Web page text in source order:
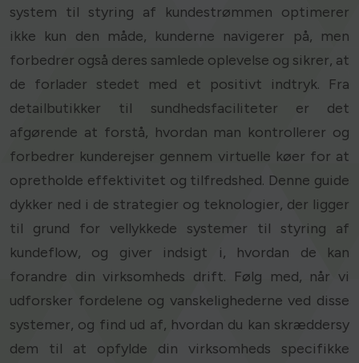
system til styring af kundestrømmen optimerer
ikke kun den måde, kunderne navigerer på, men
forbedrer også deres samlede oplevelse og sikrer, at
de forlader stedet med et positivt indtryk. Fra
detailbutikker til sundhedsfaciliteter er det
afgørende at forstå, hvordan man kontrollerer og
forbedrer kunderejser gennem virtuelle køer for at
opretholde effektivitet og tilfredshed. Denne guide
dykker ned i de strategier og teknologier, der ligger
til grund for vellykkede systemer til styring af
kundeflow, og giver indsigt i, hvordan de kan
forandre din virksomheds drift. Følg med, når vi
udforsker fordelene og vanskelighederne ved disse
systemer, og find ud af, hvordan du kan skræddersy
dem til at opfylde din virksomheds specifikke